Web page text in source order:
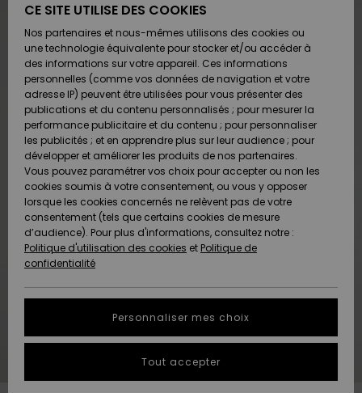
Chaussures
& Tongs
Surf
Snow
Nouveautés
A
Découvrir
Chaussures
& Tongs
Surf
Snow
Nouveautés
A
Découvrir
FEMME
A
Découvrir
Snow
SURF
Surf
Shop
Enfant
Highlights
Communauté
SNOW
Snow
Shop
Enfant
Snow
Shop
Femme
A
Découvrir
Communauté
OUTLET
Enfant
Outlet
Femme
AIDE &
CONTACT
Retours
Paiement
Carte
Cadeau
Quiksilver
Freedom
Protection
des
tailles
MAGASINS
QUIKSILVER
CE SITE UTILISE DES COOKIES
Nos partenaires et nous-mêmes utilisons des cookies ou
une technologie équivalente pour stocker et/ou accéder à
des informations sur votre appareil. Ces informations
personnelles (comme vos données de navigation et votre
adresse IP) peuvent être utilisées pour vous présenter des
publications et du contenu personnalisés ; pour mesurer la
performance publicitaire et du contenu ; pour personnaliser
les publicités ; et en apprendre plus sur leur audience ; pour
développer et améliorer les produits de nos partenaires.
Vous pouvez paramétrer vos choix pour accepter ou non les
cookies soumis à votre consentement, ou vous y opposer
lorsque les cookies concernés ne relèvent pas de votre
consentement (tels que certains cookies de mesure
d’audience). Pour plus d'informations, consultez notre :
Politique d'utilisation des cookies et Politique de
confidentialité
Personnaliser mes choix
Tout accepter